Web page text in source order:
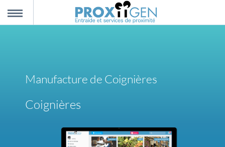
Manufacture de Coignières
Coignières